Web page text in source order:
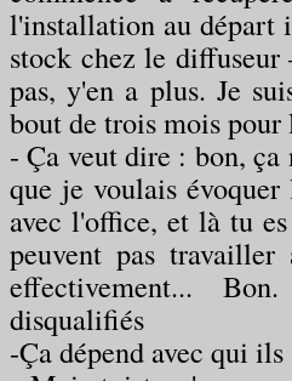
l'installation au départ
stock chez le
pas, y'en a plus. Je
bout de trois mois pour
- Ça veut dire : bon, ça
que je voulais
avec l'office, et là tu
peuvent pas
effectivement...
disqualifiés
-Ça dépend avec qui